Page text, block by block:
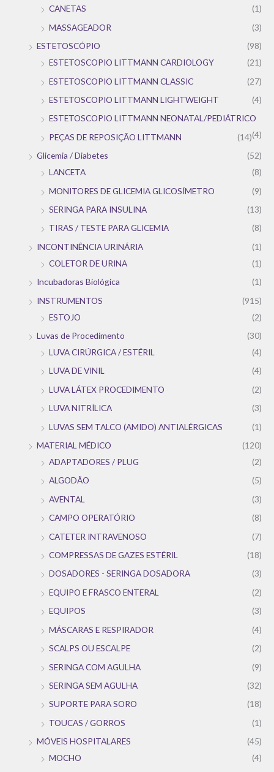
CANETAS
(1)
MASSAGEADOR
(3)
ESTETOSCÓPIO
(98)
ESTETOSCOPIO LITTMANN CARDIOLOGY
(21)
ESTETOSCOPIO LITTMANN CLASSIC
(27)
ESTETOSCOPIO LITTMANN LIGHTWEIGHT
(4)
ESTETOSCOPIO LITTMANN NEONATAL/PEDIÁTRICO
(4)
PEÇAS DE REPOSIÇÃO LITTMANN
(14)
Glicemia / Diabetes
(52)
LANCETA
(8)
MONITORES DE GLICEMIA GLICOSÍMETRO
(9)
SERINGA PARA INSULINA
(13)
TIRAS / TESTE PARA GLICEMIA
(8)
INCONTINÊNCIA URINÁRIA
(1)
COLETOR DE URINA
(1)
Incubadoras Biológica
(1)
INSTRUMENTOS
(915)
ESTOJO
(2)
Luvas de Procedimento
(30)
LUVA CIRÚRGICA / ESTÉRIL
(4)
LUVA DE VINIL
(4)
LUVA LÁTEX PROCEDIMENTO
(2)
LUVA NITRÍLICA
(3)
LUVAS SEM TALCO (AMIDO) ANTIALÉRGICAS
(1)
MATERIAL MÉDICO
(120)
ADAPTADORES / PLUG
(2)
ALGODÃO
(5)
AVENTAL
(3)
CAMPO OPERATÓRIO
(8)
CATETER INTRAVENOSO
(7)
COMPRESSAS DE GAZES ESTÉRIL
(18)
DOSADORES - SERINGA DOSADORA
(3)
EQUIPO E FRASCO ENTERAL
(2)
EQUIPOS
(3)
MÁSCARAS E RESPIRADOR
(4)
SCALPS OU ESCALPE
(2)
SERINGA COM AGULHA
(9)
SERINGA SEM AGULHA
(32)
SUPORTE PARA SORO
(18)
TOUCAS / GORROS
(1)
MÓVEIS HOSPITALARES
(45)
MOCHO
(4)